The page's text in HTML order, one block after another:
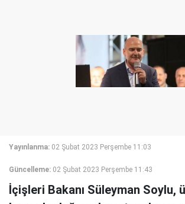
Yayınlanma: 02 Şubat 2023 Perşembe 11:03
Güncelleme: 02 Şubat 2023 Perşembe 11:43
İçişleri Bakanı Süleyman Soylu,